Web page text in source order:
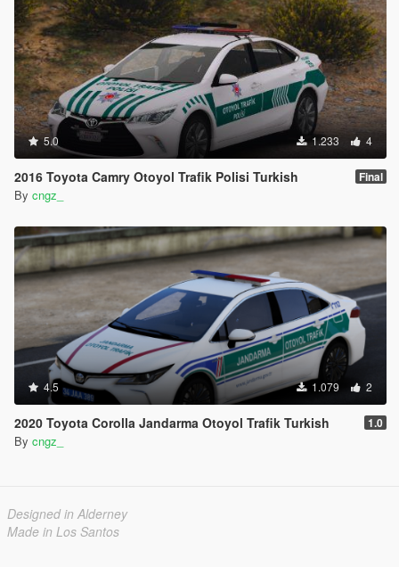
5.0 1.233 4
2016 Toyota Camry Otoyol Trafik Polisi Turkish Final
By cngz_
4.5 1.079 2
2020 Toyota Corolla Jandarma Otoyol Trafik Turkish 1.0
By cngz_
Designed in Alderney
Made in Los Santos